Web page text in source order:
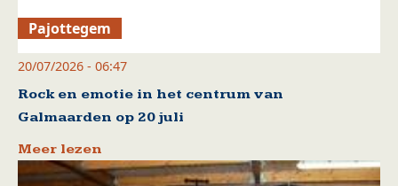
Pajottegem
20/07/2026 - 06:47
Rock en emotie in het centrum van
Galmaarden op 20 juli
Meer lezen